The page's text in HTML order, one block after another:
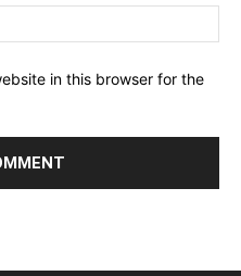
in this browser for the